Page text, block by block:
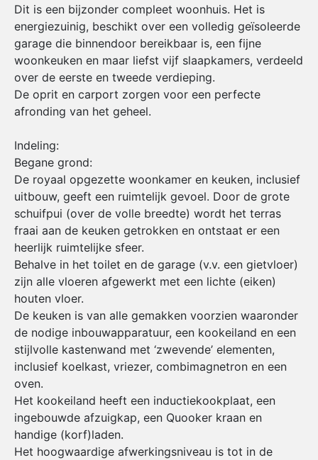
Dit is een bijzonder compleet woonhuis. Het is
energiezuinig, beschikt over een volledig geïsoleerde
garage die binnendoor bereikbaar is, een fijne
woonkeuken en maar liefst vijf slaapkamers, verdeeld
over de eerste en tweede verdieping.
De oprit en carport zorgen voor een perfecte
afronding van het geheel.
Indeling:
Begane grond:
De royaal opgezette woonkamer en keuken, inclusief
uitbouw, geeft een ruimtelijk gevoel. Door de grote
schuifpui (over de volle breedte) wordt het terras
fraai aan de keuken getrokken en ontstaat er een
heerlijk ruimtelijke sfeer.
Behalve in het toilet en de garage (v.v. een gietvloer)
zijn alle vloeren afgewerkt met een lichte (eiken)
houten vloer.
De keuken is van alle gemakken voorzien waaronder
de nodige inbouwapparatuur, een kookeiland en een
stijlvolle kastenwand met ‘zwevende’ elementen,
inclusief koelkast, vriezer, combimagnetron en een
oven.
Het kookeiland heeft een inductiekookplaat, een
ingebouwde afzuigkap, een Quooker kraan en
handige (korf)laden.
Het hoogwaardige afwerkingsniveau is tot in de